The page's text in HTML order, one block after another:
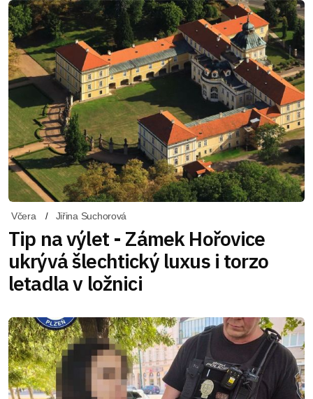
Včera Jiřina Suchorová
Tip na výlet - Zámek Hořovice
ukrývá šlechtický luxus i torzo
letadla v ložnici